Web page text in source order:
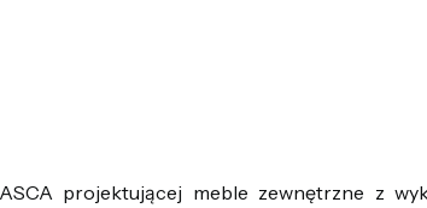
projektującej meble zewnętrzne z